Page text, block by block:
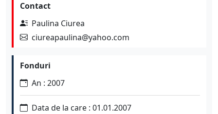
Contact
Paulina Ciurea
ciureapaulina@yahoo.com
Fonduri
An : 2007
Data de la care : 01.01.2007